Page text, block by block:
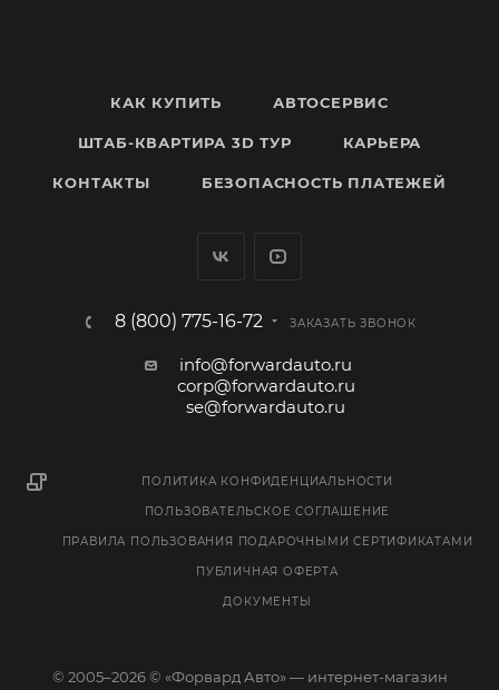
КАК КУПИТЬ АВТОСЕРВИС
ШТАБ-КВАРТИРА 3D ТУР КАРЬЕРА
КОНТАКТЫ БЕЗОПАСНОСТЬ ПЛАТЕЖЕЙ
8 (800) 775-16-72 ЗАКАЗАТЬ ЗВОНОК
info@forwardauto.ru
corp@forwardauto.ru
se@forwardauto.ru
ПОЛИТИКА КОНФИДЕНЦИАЛЬНОСТИ
ПОЛЬЗОВАТЕЛЬСКОЕ СОГЛАШЕНИЕ
ПРАВИЛА ПОЛЬЗОВАНИЯ ПОДАРОЧНЫМИ СЕРТИФИКАТАМИ
ПУБЛИЧНАЯ ОФЕРТА
ДОКУМЕНТЫ
© 2005–2026 © «Форвард Авто» — интернет-магазин